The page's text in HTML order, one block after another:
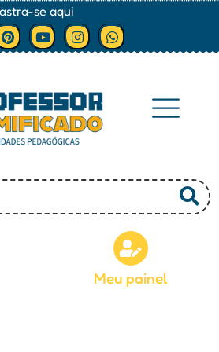
se aqui
Meu painel